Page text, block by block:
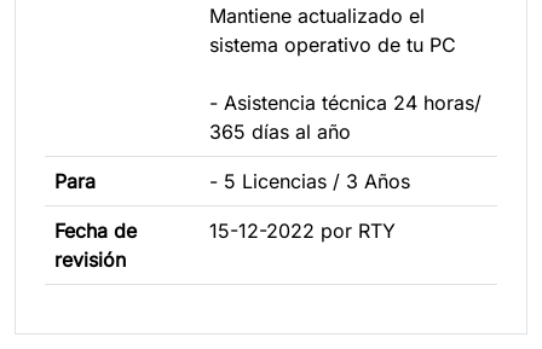
Mantiene actualizado el
sistema operativo de tu PC
- Asistencia técnica 24 horas/
365 días al año
Para - 5 Licencias / 3 Años
Fecha de
revisión
15-12-2022 por RTY